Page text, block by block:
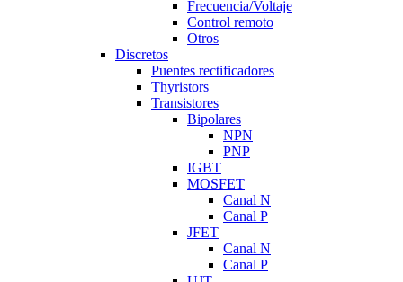
Frecuencia/Voltaje
Control remoto
Otros
Discretos
Puentes rectificadores
Thyristors
Transistores
Bipolares
NPN
PNP
IGBT
MOSFET
Canal N
Canal P
JFET
Canal N
Canal P